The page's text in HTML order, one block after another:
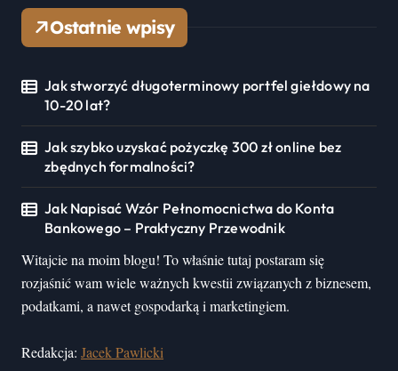
Ostatnie wpisy
Jak stworzyć długoterminowy portfel giełdowy na
10-20 lat?
Jak szybko uzyskać pożyczkę 300 zł online bez
zbędnych formalności?
Jak Napisać Wzór Pełnomocnictwa do Konta
Bankowego – Praktyczny Przewodnik
Witajcie na moim blogu! To właśnie tutaj postaram się
rozjaśnić wam wiele ważnych kwestii związanych z biznesem,
podatkami, a nawet gospodarką i marketingiem.
Redakcja: Jacek Pawlicki